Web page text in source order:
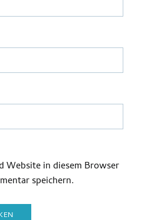
Website in diesem Browser
speichern.